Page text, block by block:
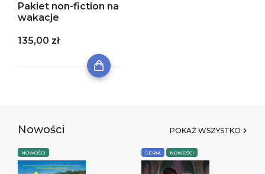
Pakiet non-fiction na
wakacje
135,00 zł
Nowości POKAŻ WSZYSTKO
NOWOŚCI SERIA NOWOŚCI